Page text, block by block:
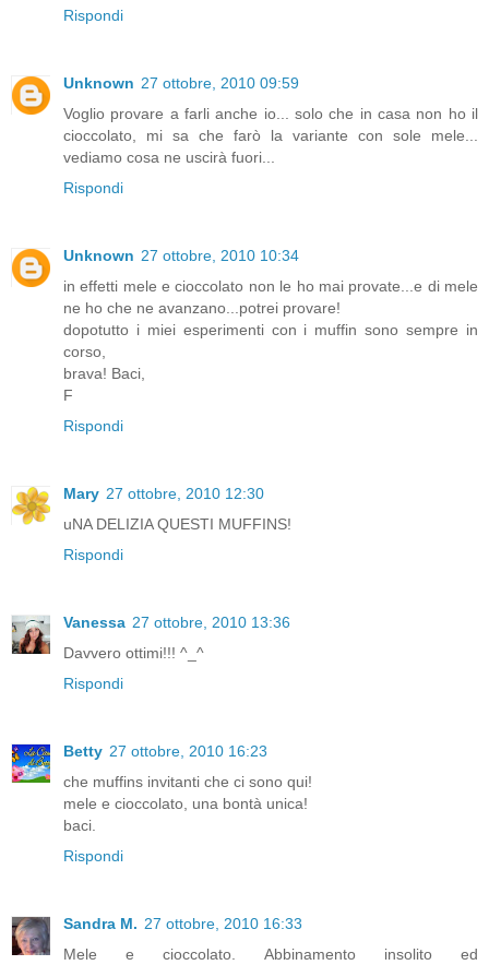
Rispondi
Unknown 27 ottobre, 2010 09:59
Voglio provare a farli anche io... solo che in casa non ho il
cioccolato, mi sa che farò la variante con sole mele...
vediamo cosa ne uscirà fuori...
Rispondi
Unknown 27 ottobre, 2010 10:34
in effetti mele e cioccolato non le ho mai provate...e di mele
ne ho che ne avanzano...potrei provare!
dopotutto i miei esperimenti con i muffin sono sempre in
corso,
brava! Baci,
F
Rispondi
Mary 27 ottobre, 2010 12:30
uNA DELIZIA QUESTI MUFFINS!
Rispondi
Vanessa 27 ottobre, 2010 13:36
Davvero ottimi!!! ^_^
Rispondi
Betty 27 ottobre, 2010 16:23
che muffins invitanti che ci sono qui!
mele e cioccolato, una bontà unica!
baci.
Rispondi
Sandra M. 27 ottobre, 2010 16:33
Mele e cioccolato. Abbinamento insolito ed